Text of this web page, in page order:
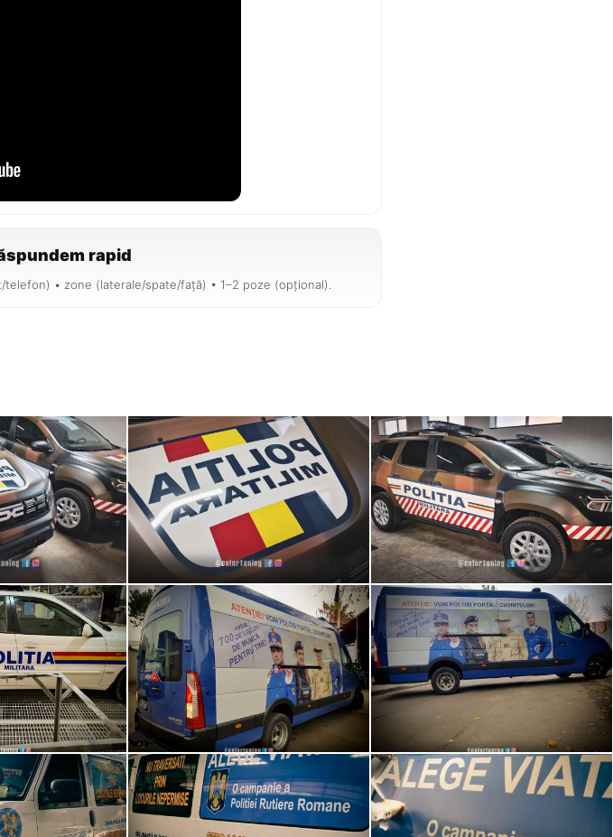
rapid
• zone (laterale/spate/față) • 1–2 poze (opțional).